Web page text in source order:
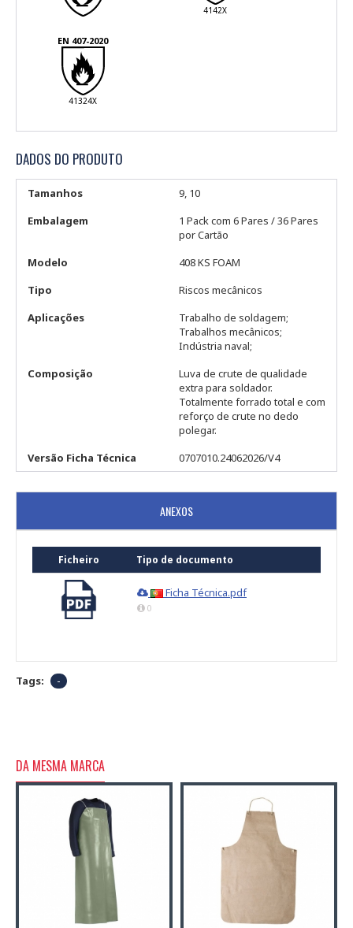
4142X
EN 407-2020
41324X
DADOS DO PRODUTO
Tamanhos
9, 10
Embalagem
1 Pack com 6 Pares / 36 Pares
por Cartão
Modelo
408 KS FOAM
Tipo
Riscos mecânicos
Aplicações
Trabalho de soldagem;
Trabalhos mecânicos;
Indústria naval;
Composição
Luva de crute de qualidade
extra para soldador.
Totalmente forrado total e com
reforço de crute no dedo
polegar.
Versão Ficha Técnica
0707010.24062026/V4
ANEXOS
Ficheiro Tipo de documento
Ficha Técnica.pdf
0
Tags: -
DA MESMA MARCA